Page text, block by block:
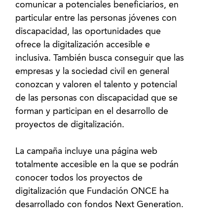
comunicar a potenciales beneficiarios, en
particular entre las personas jóvenes con
discapacidad, las oportunidades que
ofrece la digitalización accesible e
inclusiva. También busca conseguir que las
empresas y la sociedad civil en general
conozcan y valoren el talento y potencial
de las personas con discapacidad que se
forman y participan en el desarrollo de
proyectos de digitalización.
La campaña incluye una página web
totalmente accesible en la que se podrán
conocer todos los proyectos de
digitalización que Fundación ONCE ha
desarrollado con fondos Next Generation.